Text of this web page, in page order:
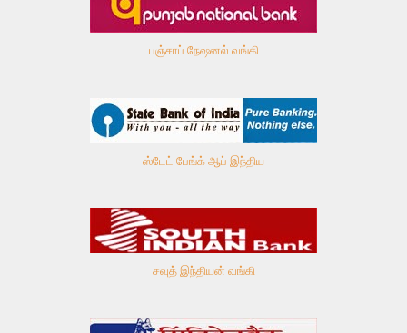
பஞ்சாப் நேஷனல் வங்கி
ஸ்டேட் பேங்க் ஆப் இந்திய
சவுத் இந்தியன் வங்கி